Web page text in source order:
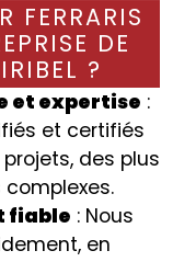
DE
?
et expertise :
et certifiés
des plus
fiable : Nous
en